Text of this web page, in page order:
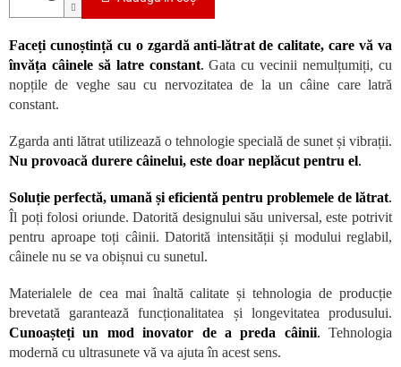
Faceți cunoștință cu o zgardă anti-lătrat de calitate, care vă va
învăța câinele să latre constant. Gata cu vecinii nemulțumiți, cu
nopțile de veghe sau cu nervozitatea de la un câine care latră
constant.
Zgarda anti lătrat utilizează o tehnologie specială de sunet și vibrații.
Nu provoacă durere câinelui, este doar neplăcut pentru el.
Soluție perfectă, umană și eficientă pentru problemele de lătrat.
Îl poți folosi oriunde. Datorită designului său universal, este potrivit
pentru aproape toți câinii. Datorită intensității și modului reglabil,
câinele nu se va obișnui cu sunetul.
Materialele de cea mai înaltă calitate și tehnologia de producție
brevetată garantează funcționalitatea și longevitatea produsului.
Cunoașteți un mod inovator de a preda câinii. Tehnologia
modernă cu ultrasunete vă va ajuta în acest sens.